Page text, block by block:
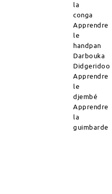
la
conga
Apprendre
le
handpan
Darbouka
Didgeridoo
Apprendre
le
djembé
Apprendre
la
guimbarde